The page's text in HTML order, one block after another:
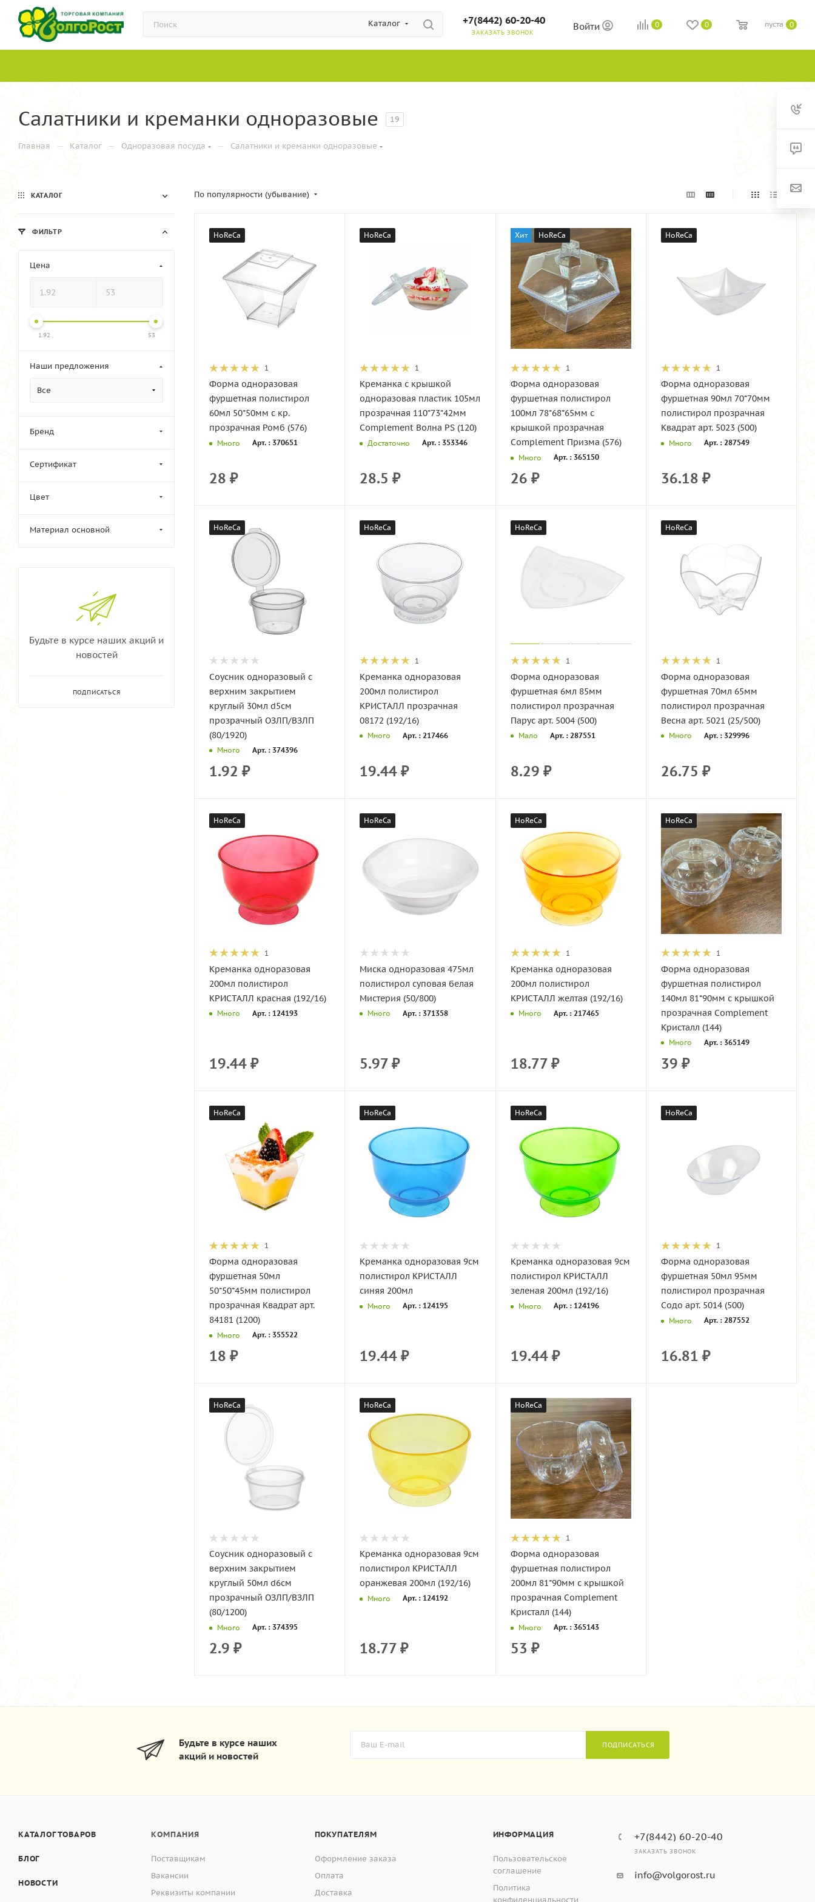
Каталог +7(8442) 60-20-40
ЗАКАЗАТЬ ЗВОНОК
Войти 0 0 0
пуста
Салатники и креманки одноразовые 19
Главная — Каталог — Одноразовая посуда — Салатники и креманки одноразовые
По популярности (убывание)
HoReCa
1
Форма одноразовая
фуршетная полистирол
60мл 50*50мм с кр.
прозрачная Ромб (576)
Много Арт. : 370651
28 ₽
HoReCa
1
Креманка с крышкой
одноразовая пластик 105мл
прозрачная 110*73*42мм
Complement Волна PS (120)
Достаточно Арт. : 353346
28.5 ₽
Хит HoReCa
1
Форма одноразовая
фуршетная полистирол
100мл 78*68*65мм с
крышкой прозрачная
Complement Призма (576)
Много Арт. : 365150
26 ₽
HoReCa
1
Форма одноразовая
фуршетная 90мл 70*70мм
полистирол прозрачная
Квадрат арт. 5023 (500)
Много Арт. : 287549
36.18 ₽
HoReCa
Соусник одноразовый с
верхним закрытием
круглый 30мл d5см
прозрачный ОЗЛП/ВЗЛП
(80/1920)
Много Арт. : 374396
1.92 ₽
HoReCa
1
Креманка одноразовая
200мл полистирол
КРИСТАЛЛ прозрачная
08172 (192/16)
Много Арт. : 217466
19.44 ₽
HoReCa
1
Форма одноразовая
фуршетная 6мл 85мм
полистирол прозрачная
Парус арт. 5004 (500)
Мало Арт. : 287551
8.29 ₽
HoReCa
1
Форма одноразовая
фуршетная 70мл 65мм
полистирол прозрачная
Весна арт. 5021 (25/500)
Много Арт. : 329996
26.75 ₽
HoReCa
1
Креманка одноразовая
200мл полистирол
КРИСТАЛЛ красная (192/16)
Много Арт. : 124193
19.44 ₽
HoReCa
Миска одноразовая 475мл
полистирол суповая белая
Мистерия (50/800)
Много Арт. : 371358
5.97 ₽
HoReCa
1
Креманка одноразовая
200мл полистирол
КРИСТАЛЛ желтая (192/16)
Много Арт. : 217465
18.77₽
HoReCa
1
Форма одноразовая
фуршетная полистирол
140мл 81*90мм с крышкой
прозрачная Complement
Кристалл (144)
Много Арт. : 365149
39 ₽
HoReCa
1
Форма одноразовая
фуршетная 50мл
50*50*45мм полистирол
прозрачная Квадрат арт.
84181 (1200)
Много Арт. : 355522
18 ₽
HoReCa
Креманка одноразовая 9см
полистирол КРИСТАЛЛ
синяя 200мл
Много Арт. : 124195
19.44 ₽
HoReCa
Креманка одноразовая 9см
полистирол КРИСТАЛЛ
зеленая 200мл (192/16)
Много Арт. : 124196
19.44₽
HoReCa
1
Форма одноразовая
фуршетная 50мл 95мм
полистирол прозрачная
Содо арт. 5014 (500)
Много Арт. : 287552
16.81 ₽
HoReCa
Соусник одноразовый с
верхним закрытием
круглый 50мл d6см
прозрачный ОЗЛП/ВЗЛП
(80/1200)
Много Арт. : 374395
2.9 ₽
HoReCa
Креманка одноразовая 9см
полистирол КРИСТАЛЛ
оранжевая 200мл (192/16)
Много Арт. : 124192
18.77 ₽
HoReCa
1
Форма одноразовая
фуршетная полистирол
200мл 81*90мм с крышкой
прозрачная Complement
Кристалл (144)
Много Арт. : 365143
53 ₽
КАТАЛОГ
ФИЛЬТР
Цена
1.92 53
Наши предложения
Все
Бренд
Сертификат
Цвет
Материал основной
Будьте в курсе наших акций и
новостей
ПОДПИСАТЬСЯ
Будьте в курсе наших
акций и новостей
ПОДПИСАТЬСЯ
КАТАЛОГ ТОВАРОВ
БЛОГ
НОВОСТИ
КОМПАНИЯ
Поставщикам
Вакансии
Реквизиты компании
ПОКУПАТЕЛЯМ
Оформление заказа
Оплата
Доставка
ИНФОРМАЦИЯ
Пользовательское
соглашение
Политика
+7(8442) 60-20-40
ЗАКАЗАТЬ ЗВОНОК
info@volgorost.ru